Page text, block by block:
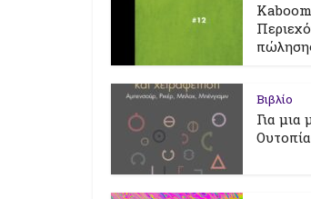
Βιβλίο
Για μια